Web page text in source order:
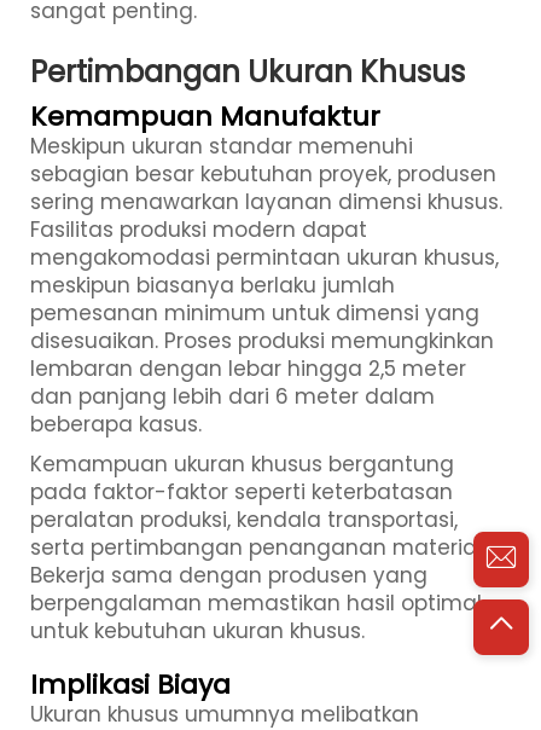
sangat penting.
Pertimbangan Ukuran Khusus
Kemampuan Manufaktur
Meskipun ukuran standar memenuhi
sebagian besar kebutuhan proyek, produsen
sering menawarkan layanan dimensi khusus.
Fasilitas produksi modern dapat
mengakomodasi permintaan ukuran khusus,
meskipun biasanya berlaku jumlah
pemesanan minimum untuk dimensi yang
disesuaikan. Proses produksi memungkinkan
lembaran dengan lebar hingga 2,5 meter
dan panjang lebih dari 6 meter dalam
beberapa kasus.
Kemampuan ukuran khusus bergantung
pada faktor-faktor seperti keterbatasan
peralatan produksi, kendala transportasi,
serta pertimbangan penanganan material.
Bekerja sama dengan produsen yang
berpengalaman memastikan hasil optimal
untuk kebutuhan ukuran khusus.
Implikasi Biaya
Ukuran khusus umumnya melibatkan